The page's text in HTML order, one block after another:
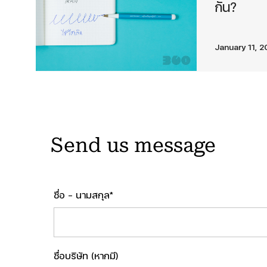
กัน?
January 11,
Send us message
ชื่อ - นามสกุล*
ชื่อบริษัท (หากมี)